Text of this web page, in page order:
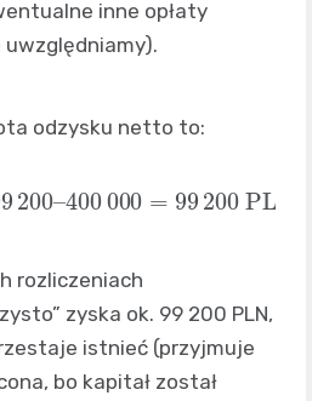
inne opłaty
odzysku netto to:
–400000= 99200PLN
rozliczeniach
zyska ok. 99 200 PLN,
istnieć (przyjmuje
bo kapitał został